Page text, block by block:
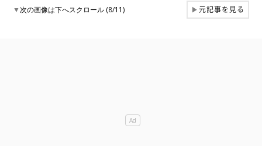
▼次の画像は下へスクロール (8/11) ▶元記事を見る